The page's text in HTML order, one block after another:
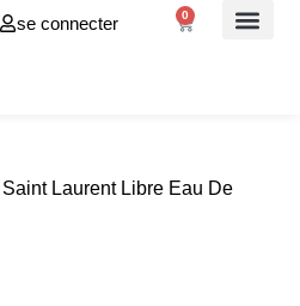
0
se connecter
Laurent Libre Eau De